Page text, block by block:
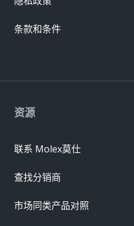
资源
联系 Molex莫仕
查找分销商
市场同类产品对照
条款和条件